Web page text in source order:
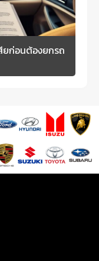
ยก่อนต้องยกรถ